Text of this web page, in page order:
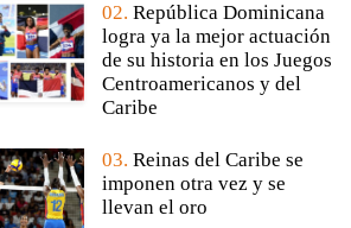
02. República Dominicana
logra ya la mejor actuación
de su historia en los Juegos
Centroamericanos y del
Caribe
03. Reinas del Caribe se
imponen otra vez y se
llevan el oro